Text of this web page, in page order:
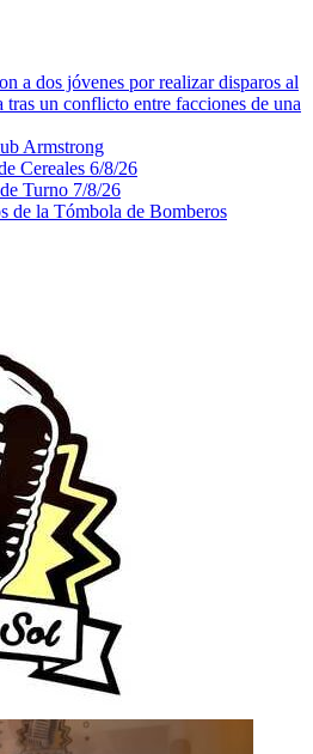
a dos jóvenes por realizar disparos al
tras un conflicto entre facciones de una
Armstrong
Cereales 6/8/26
Turno 7/8/26
de la Tómbola de Bomberos